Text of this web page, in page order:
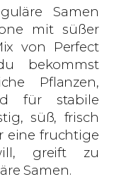
Samen
mit süßer
von Perfect
bekommst
Pflanzen,
für stabile
süß, frisch
eine fruchtige
greift zu
Samen.